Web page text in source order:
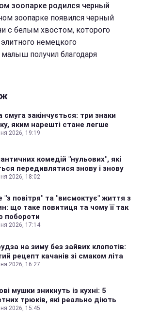
зоопарке родился черный
зоопарке появился черный
с белым хвостом, которого
немецкого
получил благодаря
смуга закінчується: три знаки
яким нарешті стане легше
2026, 19:19
комедій "нульових", які
передивлятися знову і знову
2026, 18:02
"з повітря" та "висмоктує" життя з
що таке повитиця та чому її так
побороти
2026, 17:14
на зиму без зайвих клопотів:
рецепт качанів зі смаком літа
2026, 16:27
мушки зникнуть із кухні: 5
трюків, які реально діють
2026, 15:45